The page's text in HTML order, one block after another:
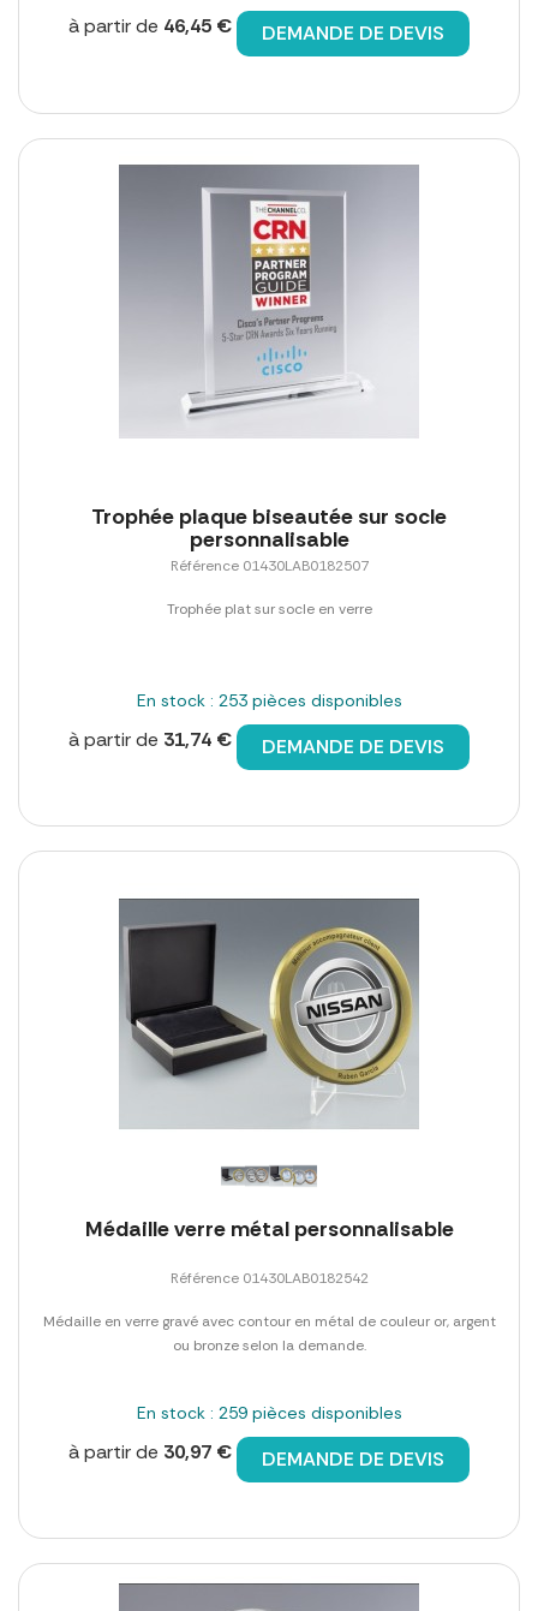
à partir de 46,45 € DEMANDE DE DEVIS
Trophée plaque biseautée sur socle
personnalisable
Référence 01430LAB0182507
Trophée plat sur socle en verre
En stock : 253 pièces disponibles
à partir de 31,74 € DEMANDE DE DEVIS
Médaille verre métal personnalisable
Référence 01430LAB0182542
Médaille en verre gravé avec contour en métal de couleur or, argent
ou bronze selon la demande.
En stock : 259 pièces disponibles
à partir de 30,97 € DEMANDE DE DEVIS